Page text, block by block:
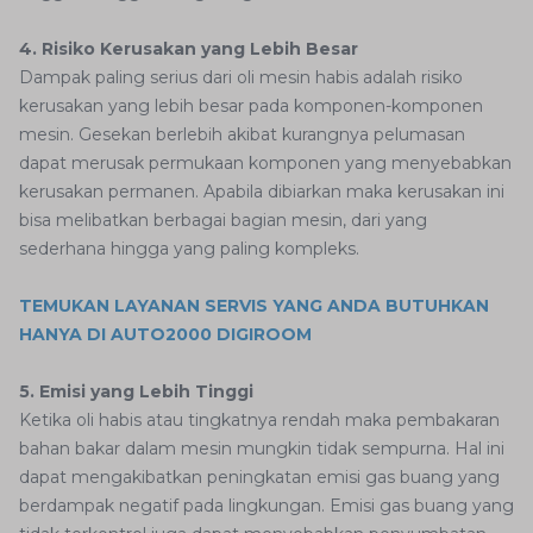
4. Risiko Kerusakan yang Lebih Besar
Dampak paling serius dari oli mesin habis adalah risiko
kerusakan yang lebih besar pada komponen-komponen
mesin. Gesekan berlebih akibat kurangnya pelumasan
dapat merusak permukaan komponen yang menyebabkan
kerusakan permanen. Apabila dibiarkan maka kerusakan ini
bisa melibatkan berbagai bagian mesin, dari yang
sederhana hingga yang paling kompleks.
TEMUKAN LAYANAN SERVIS YANG ANDA BUTUHKAN
HANYA DI AUTO2000 DIGIROOM
5. Emisi yang Lebih Tinggi
Ketika oli habis atau tingkatnya rendah maka pembakaran
bahan bakar dalam mesin mungkin tidak sempurna. Hal ini
dapat mengakibatkan peningkatan emisi gas buang yang
berdampak negatif pada lingkungan. Emisi gas buang yang